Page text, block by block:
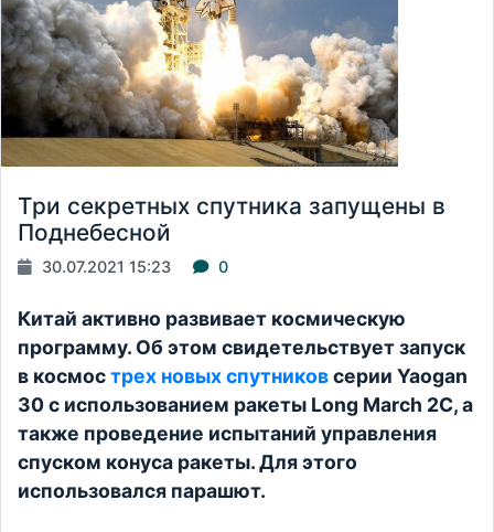
Три секретных спутника запущены в
Поднебесной
30.07.2021 15:23 0
Китай активно развивает космическую
программу. Об этом свидетельствует запуск
в космострех новых спутниковсерии Yaogan
30 с использованием ракеты Long March 2C, а
также проведение испытаний управления
спуском конуса ракеты. Для этого
использовался парашют.